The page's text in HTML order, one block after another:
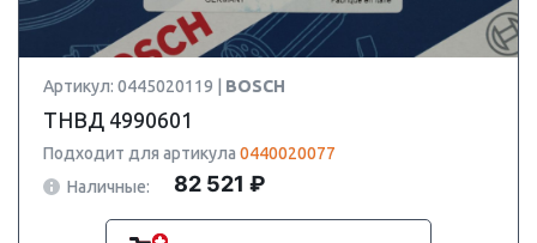
Артикул: 0445020119 | BOSCH
ТНВД 4990601
Подходит для артикула 0440020077
Наличные:
82 521 ₽